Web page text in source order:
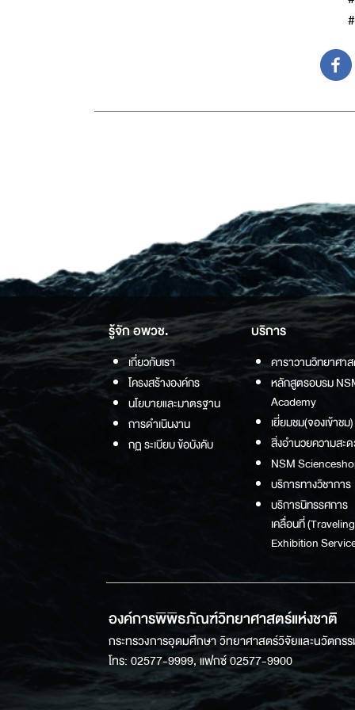
รู้จัก อพวช.
เกี่ยวกับเรา
โครงสร้างองค์กร
นโยบายและมาตรฐาน
การดำเนินงาน
กฏ ระเบียบ ข้อบังคับ
บริการ
คาราวานวิทยาศา
หลักสูตรอบรม
Academy
เยี่ยมชม(จองเข้าชม)
สิ่งอำนวยความสะ
NSM
บริการทางวิชาการ
บริการนิทรรศการ
เคลื่อนที่ (Traveling
Exhibition
องค์การพิพิธภัณฑ์วิทยาศาสตร์แห่งชาติ
กระทรวงการอุดมศึกษา วิทยาศาสตร์วิจัยและนวัตก
โทร: 02577-9999, แฟกซ์ 02577-9900